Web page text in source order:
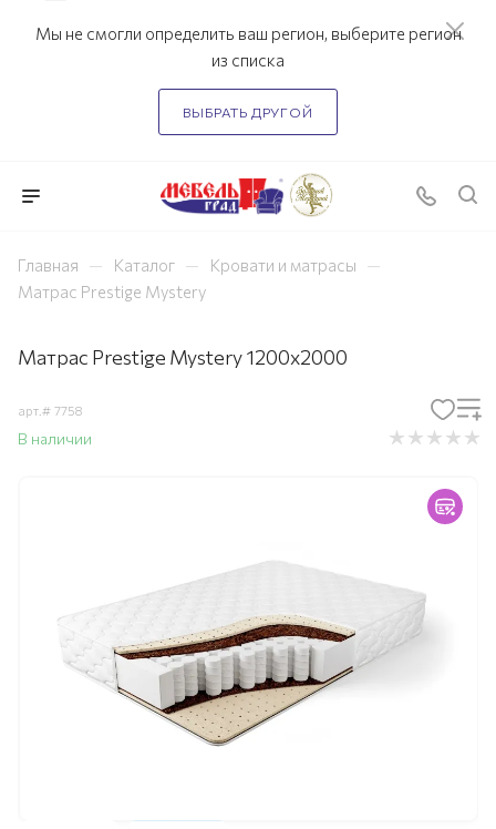
Мы не смогли определить ваш регион, выберите регион
из списка
ВЫБРАТЬ ДРУГОЙ
Главная — Каталог — Кровати и матрасы —
Матрас Prestige Mystery
Матрас Prestige Mystery 1200х2000
арт.# 7758
В наличии